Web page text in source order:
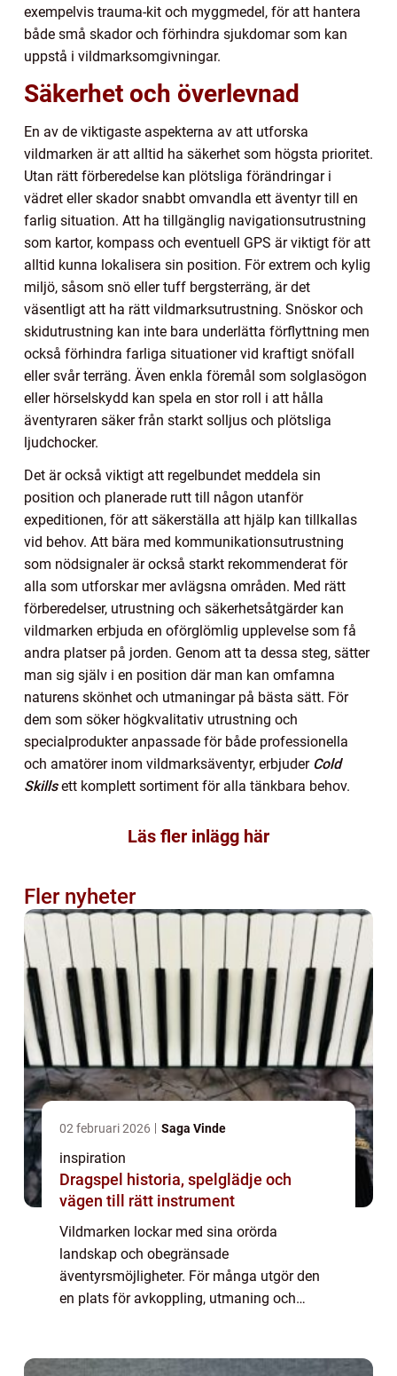
exempelvis trauma-kit och myggmedel, för att hantera
både små skador och förhindra sjukdomar som kan
uppstå i vildmarksomgivningar.
Säkerhet och överlevnad
En av de viktigaste aspekterna av att utforska
vildmarken är att alltid ha säkerhet som högsta prioritet.
Utan rätt förberedelse kan plötsliga förändringar i
vädret eller skador snabbt omvandla ett äventyr till en
farlig situation. Att ha tillgänglig navigationsutrustning
som kartor, kompass och eventuell GPS är viktigt för att
alltid kunna lokalisera sin position. För extrem och kylig
miljö, såsom snö eller tuff bergsterräng, är det
väsentligt att ha rätt vildmarksutrustning. Snöskor och
skidutrustning kan inte bara underlätta förflyttning men
också förhindra farliga situationer vid kraftigt snöfall
eller svår terräng. Även enkla föremål som solglasögon
eller hörselskydd kan spela en stor roll i att hålla
äventyraren säker från starkt solljus och plötsliga
ljudchocker.
Det är också viktigt att regelbundet meddela sin
position och planerade rutt till någon utanför
expeditionen, för att säkerställa att hjälp kan tillkallas
vid behov. Att bära med kommunikationsutrustning
som nödsignaler är också starkt rekommenderat för
alla som utforskar mer avlägsna områden. Med rätt
förberedelser, utrustning och säkerhetsåtgärder kan
vildmarken erbjuda en oförglömlig upplevelse som få
andra platser på jorden. Genom att ta dessa steg, sätter
man sig själv i en position där man kan omfamna
naturens skönhet och utmaningar på bästa sätt. För
dem som söker högkvalitativ utrustning och
specialprodukter anpassade för både professionella
och amatörer inom vildmarksäventyr, erbjuder Cold
Skillsett komplett sortiment för alla tänkbara behov.
Läs fler inlägg här
Fler nyheter
02 februari 2026 Saga Vinde
inspiration
Dragspel historia, spelglädje och
vägen till rätt instrument
Vildmarken lockar med sina orörda
landskap och obegränsade
äventyrsmöjligheter. För många utgör den
en plats för avkoppling, utmaning och